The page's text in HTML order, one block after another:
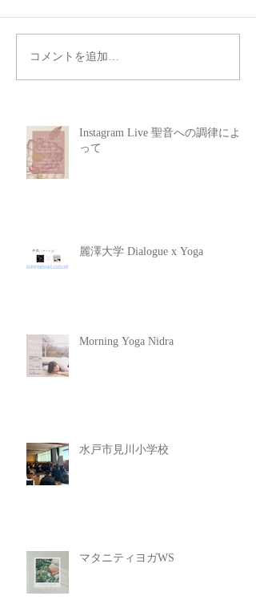
コメントを追加…
Instagram Live 聖音への調律によ
って
麗澤大学 Dialogue x Yoga
Morning Yoga Nidra
水戸市見川小学校
マタニティヨガWS